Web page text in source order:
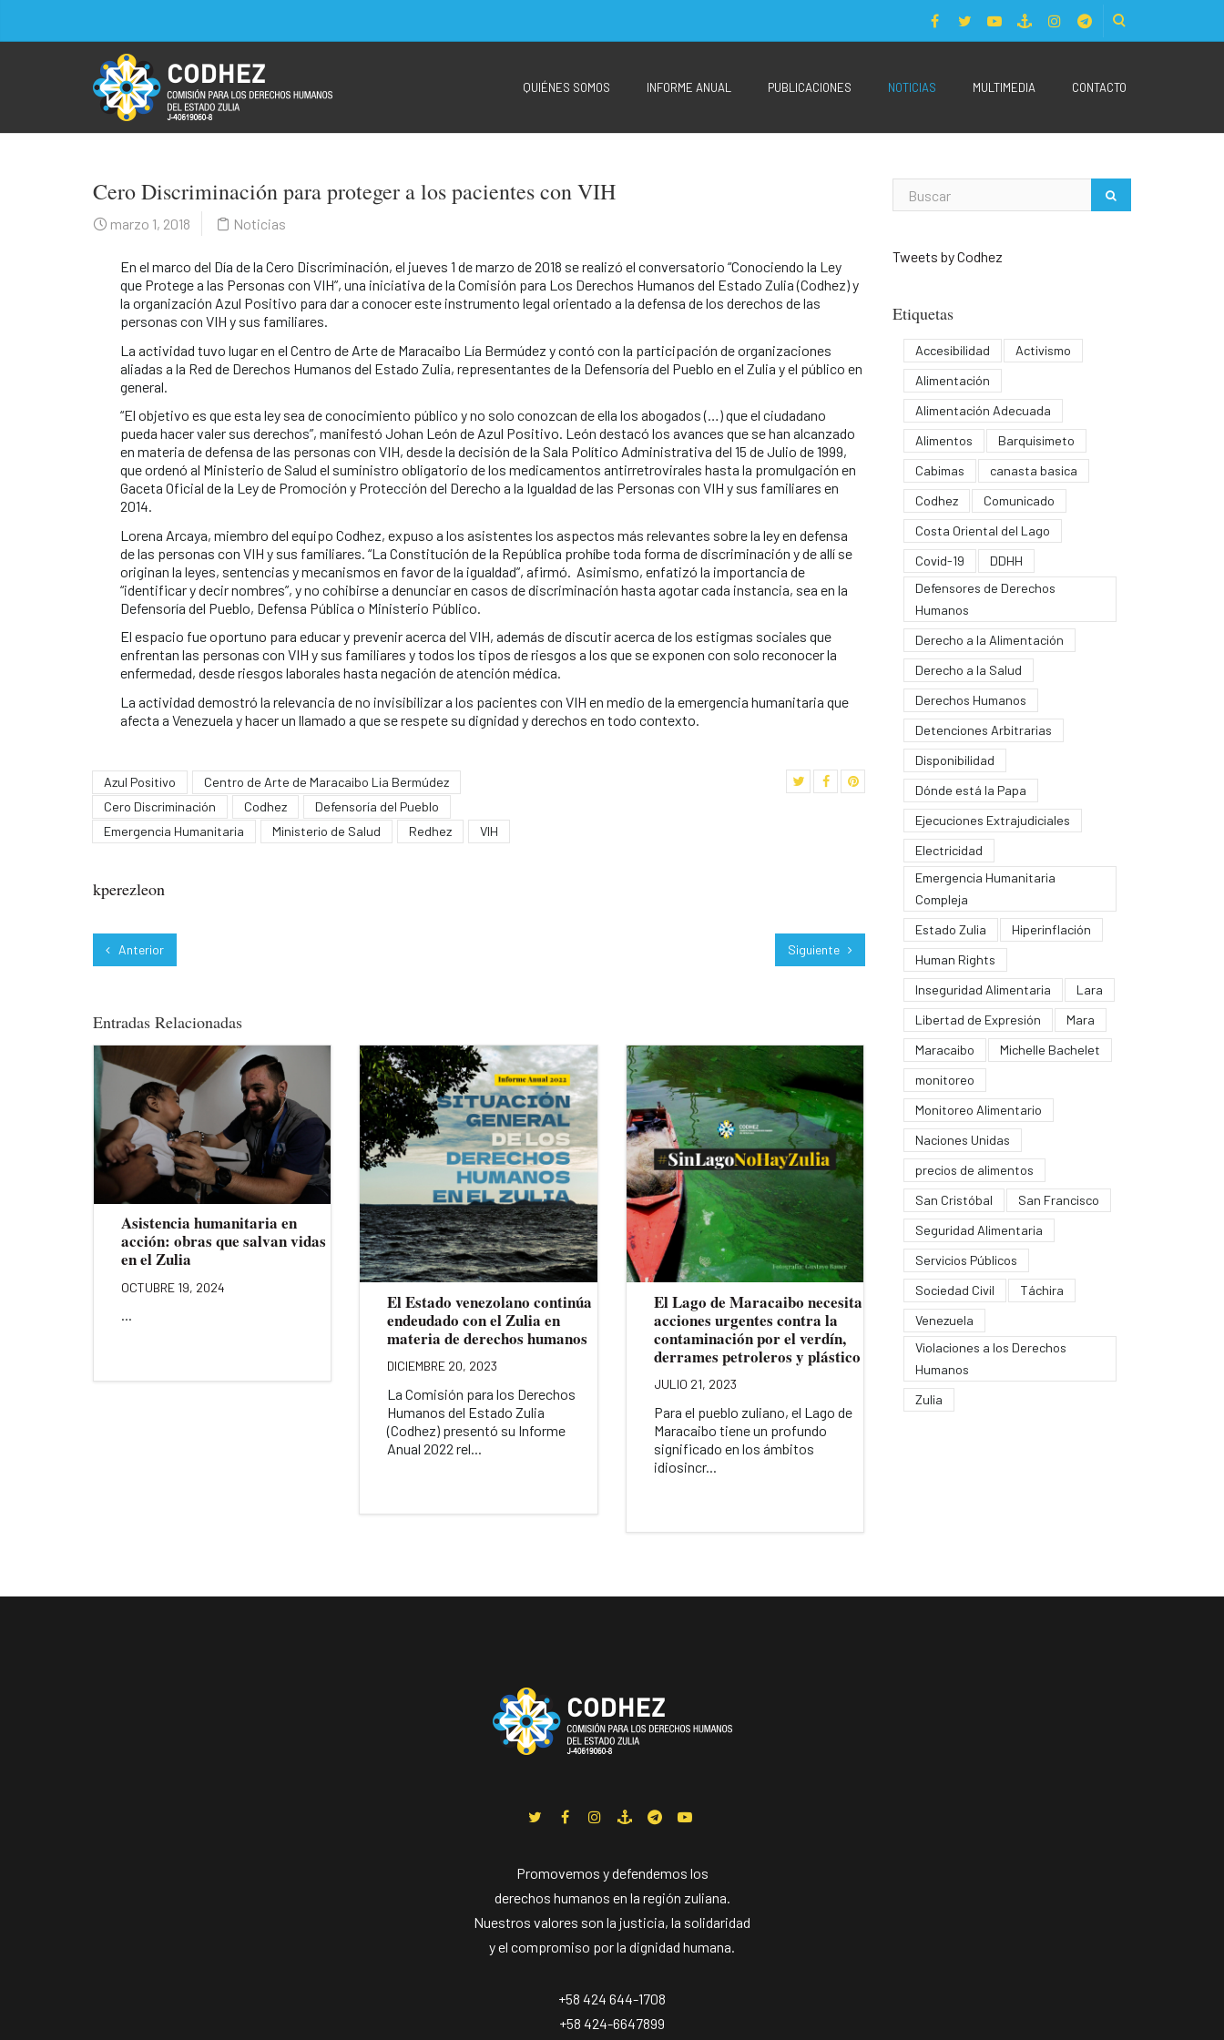
QUIÉNES SOMOS INFORME ANUAL PUBLICACIONES NOTICIAS MULTIMEDIA CONTACTO
Cero Discriminación para proteger a los pacientes con VIH
marzo 1, 2018 Noticias
En el marco del Día de la Cero Discriminación, el jueves 1 de marzo de 2018 se realizó el conversatorio “Conociendo la Ley
que Protege a las Personas con VIH”, una iniciativa de la Comisión para Los Derechos Humanos del Estado Zulia (Codhez) y
la organización Azul Positivo para dar a conocer este instrumento legal orientado a la defensa de los derechos de las
personas con VIH y sus familiares.
La actividad tuvo lugar en el Centro de Arte de Maracaibo Lía Bermúdez y contó con la participación de organizaciones
aliadas a la Red de Derechos Humanos del Estado Zulia, representantes de la Defensoría del Pueblo en el Zulia y el público en
general.
“El objetivo es que esta ley sea de conocimiento público y no solo conozcan de ella los abogados (…) que el ciudadano
pueda hacer valer sus derechos”, manifestó Johan León de Azul Positivo. León destacó los avances que se han alcanzado
en materia de defensa de las personas con VIH, desde la decisión de la Sala Político Administrativa del 15 de Julio de 1999,
que ordenó al Ministerio de Salud el suministro obligatorio de los medicamentos antirretrovirales hasta la promulgación en
Gaceta Oficial de la Ley de Promoción y Protección del Derecho a la Igualdad de las Personas con VIH y sus familiares en
2014.
Lorena Arcaya, miembro del equipo Codhez, expuso a los asistentes los aspectos más relevantes sobre la ley en defensa
de las personas con VIH y sus familiares. “La Constitución de la República prohíbe toda forma de discriminación y de allí se
originan la leyes, sentencias y mecanismos en favor de la igualdad”, afirmó. Asimismo, enfatizó la importancia de
“identificar y decir nombres”, y no cohibirse a denunciar en casos de discriminación hasta agotar cada instancia, sea en la
Defensoría del Pueblo, Defensa Pública o Ministerio Público.
El espacio fue oportuno para educar y prevenir acerca del VIH, además de discutir acerca de los estigmas sociales que
enfrentan las personas con VIH y sus familiares y todos los tipos de riesgos a los que se exponen con solo reconocer la
enfermedad, desde riesgos laborales hasta negación de atención médica.
La actividad demostró la relevancia de no invisibilizar a los pacientes con VIH en medio de la emergencia humanitaria que
afecta a Venezuela y hacer un llamado a que se respete su dignidad y derechos en todo contexto.
Azul Positivo
Centro de Arte de Maracaibo Lia Bermúdez
Cero Discriminación
Codhez
Defensoría del Pueblo
Emergencia Humanitaria
Ministerio de Salud Redhez VIH
kperezleon
Anterior Siguiente
Entradas Relacionadas
Asistencia humanitaria en
acción: obras que salvan vidas
en el Zulia
OCTUBRE 19, 2024
...
El Estado venezolano continúa
endeudado con el Zulia en
materia de derechos humanos
DICIEMBRE 20, 2023
La Comisión para los Derechos
Humanos del Estado Zulia
(Codhez) presentó su Informe
Anual 2022 rel...
El Lago de Maracaibo necesita
acciones urgentes contra la
contaminación por el verdín,
derrames petroleros y plástico
JULIO 21, 2023
Para el pueblo zuliano, el Lago de
Maracaibo tiene un profundo
significado en los ámbitos
idiosincr...
Tweets by Codhez
Etiquetas
Accesibilidad
Activismo
Alimentación
Alimentación Adecuada
Alimentos
Barquisimeto
Cabimas
canasta basica
Codhez
Comunicado
Costa Oriental del Lago
Covid-19
DDHH
Defensores de Derechos
Humanos
Derecho a la Alimentación
Derecho a la Salud
Derechos Humanos
Detenciones Arbitrarias
Disponibilidad
Dónde está la Papa
Ejecuciones Extrajudiciales
Electricidad
Emergencia Humanitaria
Compleja
Estado Zulia
Hiperinflación
Human Rights
Inseguridad Alimentaria
Lara
Libertad de Expresión
Mara
Maracaibo
Michelle Bachelet
monitoreo
Monitoreo Alimentario
Naciones Unidas
precios de alimentos
San Cristóbal
San Francisco
Seguridad Alimentaria
Servicios Públicos
Sociedad Civil
Táchira
Venezuela
Violaciones a los Derechos
Humanos
Zulia
Promovemos y defendemos los
derechos humanos en la región zuliana.
Nuestros valores son la justicia, la solidaridad
y el compromiso por la dignidad humana.
+58 424 644-1708
+58 424-6647899